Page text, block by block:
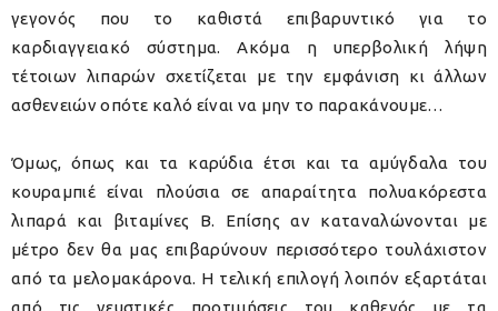
γεγονός που το καθιστά επιβαρυντικό για το
καρδιαγγειακό σύστημα. Ακόμα η υπερβολική λήψη
τέτοιων λιπαρών σχετίζεται με την εμφάνιση κι άλλων
ασθενειών οπότε καλό είναι να μην το παρακάνουμε…
Όμως, όπως και τα καρύδια έτσι και τα αμύγδαλα του
κουραμπιέ είναι πλούσια σε απαραίτητα πολυακόρεστα
λιπαρά και βιταμίνες Β. Επίσης αν καταναλώνονται με
μέτρο δεν θα μας επιβαρύνουν περισσότερο τουλάχιστον
από τα μελομακάρονα. Η τελική επιλογή λοιπόν εξαρτάται
από τις γευστικές προτιμήσεις του καθενός με τα